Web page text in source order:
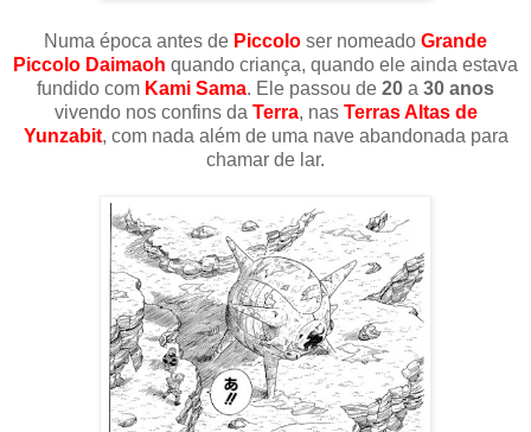
Numa época antes de Piccolo ser nomeado Grande
Piccolo Daimaoh quando criança, quando ele ainda estava
fundido com Kami Sama. Ele passou de 20 a 30 anos
vivendo nos confins da Terra, nas Terras Altas de
Yunzabit, com nada além de uma nave abandonada para
chamar de lar.